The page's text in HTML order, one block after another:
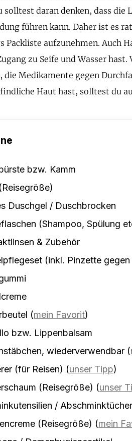
solltest daran denken, dass
führen kann. Daher ist es
Packliste aufzunehmen. Auch
zu Seife und Wasser
Medikamente gegen
Haut hast, solltest du
bzw. Kamm
Duschgel / Duschbrocken
(Shampoo, Spülung
& Zubehör
(inkl. Pinzette gegen
(mein Favorit)
bzw. Lippenbalsam
wiederverwendbar (
(für Reisen) (unser Tipp)
(Reisegröße) (unser
/ Abschminktücher
(Reisegröße) (mein